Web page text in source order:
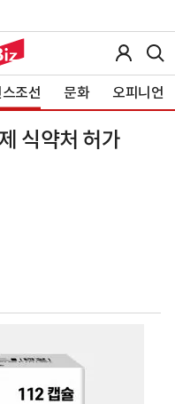
조선 문화 오피니언
식약처 허가